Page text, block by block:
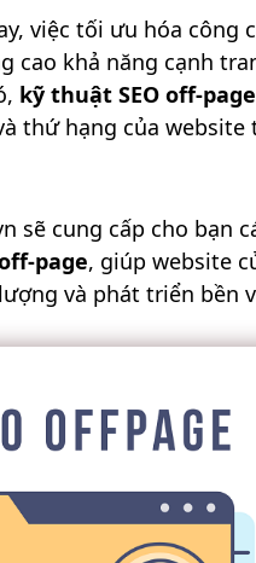
việc tối ưu hóa công
cao khả năng cạnh
kỹ thuật SEO off-page
thứ hạng của website
sẽ cung cấp cho bạn
page, giúp website
và phát triển bền